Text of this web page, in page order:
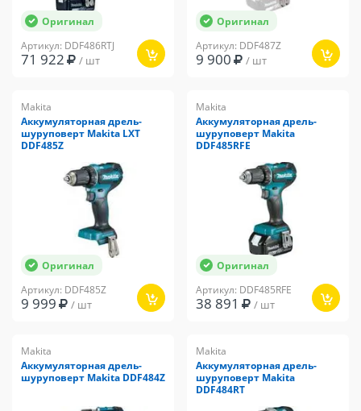
Оригинал
Артикул: DDF486RTJ
71 922 / шт
Оригинал
Артикул: DDF487Z
9 900 / шт
Makita
Аккумуляторная дрель-
шуруповерт Makita LXT
DDF485Z
Оригинал
Артикул: DDF485Z
9 999 / шт
Makita
Аккумуляторная дрель-
шуруповерт Makita
DDF485RFE
Оригинал
Артикул: DDF485RFE
38 891 / шт
Makita
Аккумуляторная дрель-
шуруповерт Makita DDF484Z
Makita
Аккумуляторная дрель-
шуруповерт Makita
DDF484RT